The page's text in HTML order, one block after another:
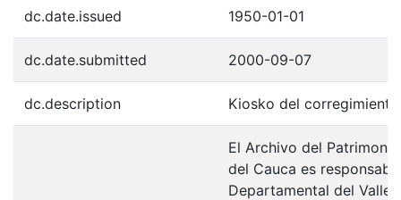
dc.date.issued 1950-01-01
dc.date.submitted 2000-09-07
dc.description Kiosko del
El Archivo del
del Cauca es
Departamental del Valle